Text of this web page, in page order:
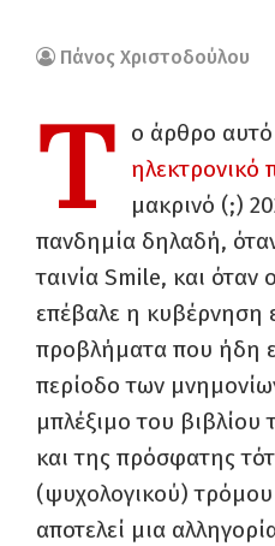
Πάνος Χριστοδούλου
Τ ο άρθρο αυτό
ηλεκτρονικό
μακρινό (;)
πανδημία δηλαδή,
ταινία Smile, και όταν
επέβαλε η κυβέρνηση
προβλήματα που ήδη
περίοδο των
μπλέξιμο του
και της πρόσφατης
(ψυχολογικού) τρόμου
αποτελεί μια